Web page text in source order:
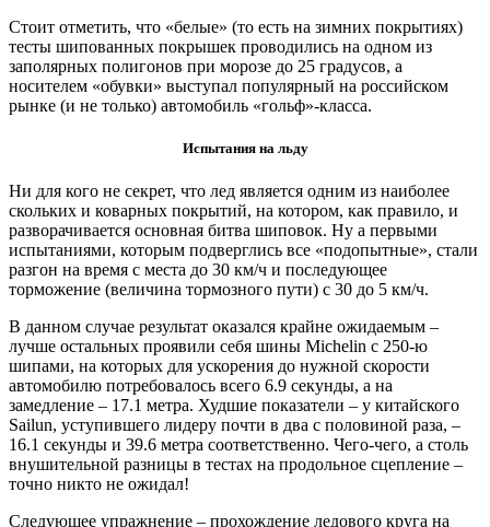
Стоит отметить, что «белые» (то есть на зимних покрытиях)
тесты шипованных покрышек проводились на одном из
заполярных полигонов при морозе до 25 градусов, а
носителем «обувки» выступал популярный на российском
рынке (и не только) автомобиль «гольф»-класса.
Испытания на льду
Ни для кого не секрет, что лед является одним из наиболее
скольких и коварных покрытий, на котором, как правило, и
разворачивается основная битва шиповок. Ну а первыми
испытаниями, которым подверглись все «подопытные», стали
разгон на время с места до 30 км/ч и последующее
торможение (величина тормозного пути) с 30 до 5 км/ч.
В данном случае результат оказался крайне ожидаемым –
лучше остальных проявили себя шины Michelin c 250-ю
шипами, на которых для ускорения до нужной скорости
автомобилю потребовалось всего 6.9 секунды, а на
замедление – 17.1 метра. Худшие показатели – у китайского
Sailun, уступившего лидеру почти в два с половиной раза, –
16.1 секунды и 39.6 метра соответственно. Чего-чего, а столь
внушительной разницы в тестах на продольное сцепление –
точно никто не ожидал!
Следующее упражнение – прохождение ледового круга на